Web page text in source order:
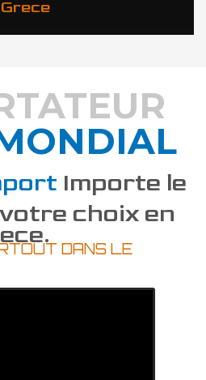
Grece
COMMENT
Importe le
choix en
DANS LE